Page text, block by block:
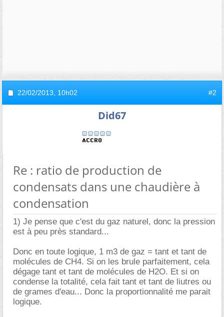
22/02/2013, 10h02 #2
Did67
Re : ratio de production de
condensats dans une chaudière à
condensation
1) Je pense que c'est du gaz naturel, donc la pression
est à peu près standard...
Donc en toute logique, 1 m3 de gaz = tant et tant de
molécules de CH4. Si on les brule parfaitement, cela
dégage tant et tant de molécules de H2O. Et si on
condense la totalité, cela fait tant et tant de liutres ou
de grames d'eau... Donc la proportionnalité me parait
logique.